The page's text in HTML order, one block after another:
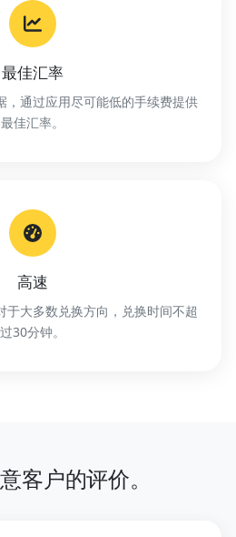
最佳汇率
，通过应用尽可能低的手续费提供
最佳汇率。
高速
于大多数兑换方向，兑换时间不超
过30分钟。
客户的评价。